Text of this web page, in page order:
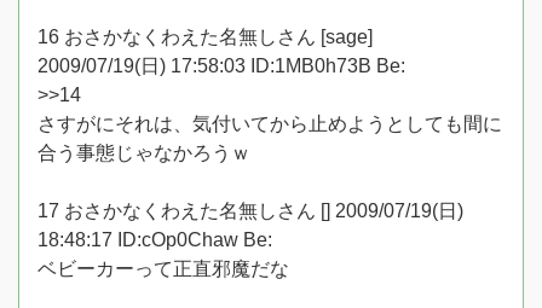
16 おさかなくわえた名無しさん [sage]
2009/07/19(日) 17:58:03 ID:1MB0h73B Be:
>>14
さすがにそれは、気付いてから止めようとしても間に
合う事態じゃなかろうｗ
17 おさかなくわえた名無しさん [] 2009/07/19(日)
18:48:17 ID:cOp0Chaw Be:
ベビーカーって正直邪魔だな